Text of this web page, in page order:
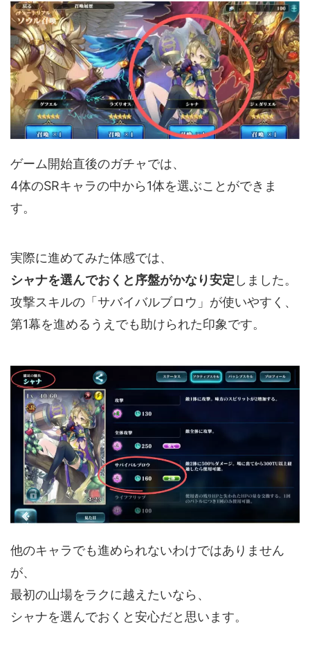
ゲーム開始直後のガチャでは、
4体のSRキャラの中から1体を選ぶことができま
す。
実際に進めてみた体感では、
シャナを選んでおくと序盤がかなり安定 しました。
攻撃スキルの「サバイバルブロウ」が使いやすく、
第1幕を進めるうえでも助けられた印象です。
他のキャラでも進められないわけではありません
が、
最初の山場をラクに越えたいなら、
シャナを選んでおくと安心だと思います。